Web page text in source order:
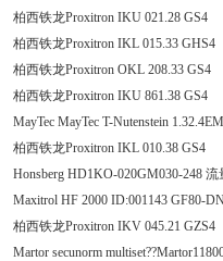
柏西铁龙Proxitron IKU
柏西铁龙Proxitron IKL
柏西铁龙Proxitron OKL
柏西铁龙Proxitron IKU
MayTec MayTec T-Nutenstein
柏西铁龙Proxitron IKL
Honsberg HD1KO-020GM030-248 流
Maxitrol HF 2000 ID:001143 GF80-
柏西铁龙Proxitron IKV
Martor secunorm